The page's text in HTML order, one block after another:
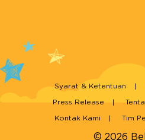
© 2026
Syarat & Ketentuan
Press Release
Kontak Kami Tim